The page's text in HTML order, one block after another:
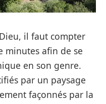
il faut compter
minutes afin de se
en son genre.
par un paysage
façonnés par la